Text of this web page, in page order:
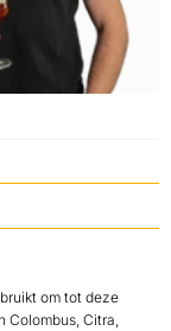
om tot deze
Colombus, Citra,